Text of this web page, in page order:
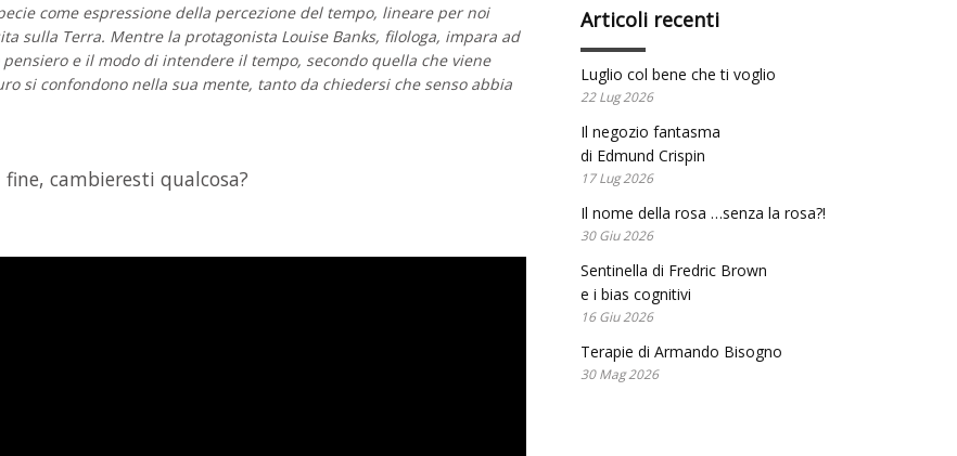
come espressione della percezione del tempo, lineare per noi
sulla Terra. Mentre la protagonista Louise Banks, filologa, impara ad
e il modo di intendere il tempo, secondo quella che viene
si confondono nella sua mente, tanto da chiedersi che senso abbia
cambieresti qualcosa?
Articoli recenti
Luglio col bene che ti voglio
22 Lug 2026
Il negozio fantasma
di Edmund Crispin
17 Lug 2026
Il nome della rosa …senza la rosa?!
30 Giu 2026
Sentinella di Fredric Brown
e i bias cognitivi
16 Giu 2026
Terapie di Armando Bisogno
30 Mag 2026